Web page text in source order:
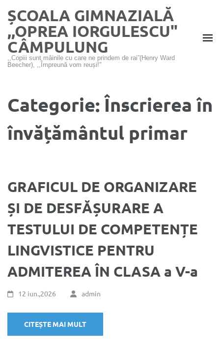
conținut
(apasă
Enter)
ȘCOALA GIMNAZIALĂ
,,OPREA IORGULESCU"
CÂMPULUNG
,,Copiii sunt mâinile cu care ne prindem de rai”(Henry Ward
Beecher), ,,Împreună vom reuși!"
Categorie:Înscrierea în
învățământul primar
GRAFICUL DE ORGANIZARE
ȘI DE DESFĂȘURARE A
TESTULUI DE COMPETENȚE
LINGVISTICE PENTRU
ADMITEREA ÎN CLASA a V-a
12 iun.,2026 admin
CITEȘTE MAI MULT